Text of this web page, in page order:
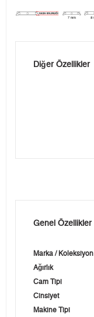
Diğer Özellikler
Genel Özellikler
Marka / Koleksiyon
Ağırlık
Cam Tipi
Cinsiyet
Makine Tipi